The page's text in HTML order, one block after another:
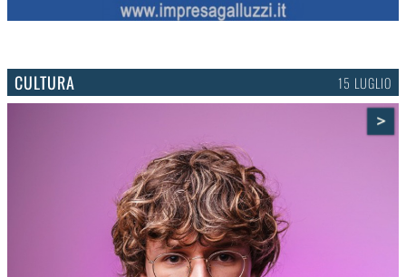
CULTURA 15 LUGLIO
>